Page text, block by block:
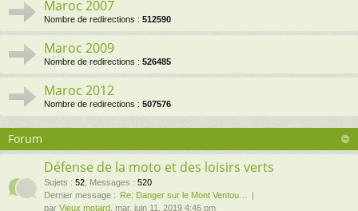
Maroc 2007
Nombre de redirections : 512590
Maroc 2009
Nombre de redirections : 526485
Maroc 2012
Nombre de redirections : 507576
Forum
Défense de la moto et des loisirs verts
Sujets : 52 Messages : 520
Dernier message :
Re: Danger sur le Mont Ventou…
par Vieux motard , mar. juin 11, 2019 4:46 pm